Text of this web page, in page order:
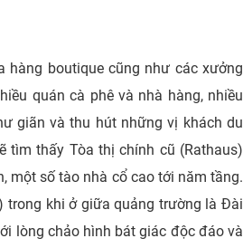
hàng boutique cũng như các xưởng
quán cà phê và nhà hàng, nhiều
giãn và thu hút những vị khách du
tìm thấy Tòa thị chính cũ (Rathaus)
một số tào nhà cổ cao tới năm tầng.
trong khi ở giữa quảng trường là Đài
lòng chảo hình bát giác độc đáo và